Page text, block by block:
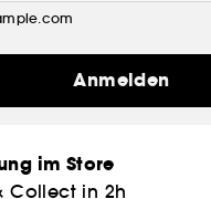
Anmelden
im Store
Collect in 2h